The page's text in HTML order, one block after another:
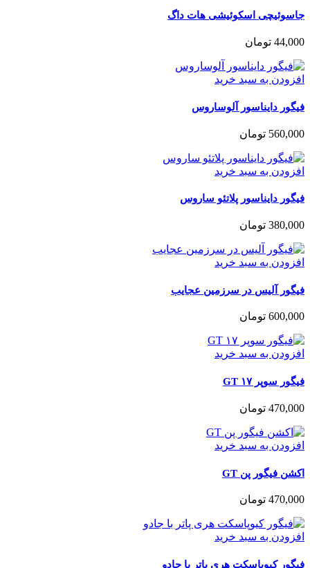
جاسوئیچی اسکوئیشی هات داگ
44,000 تومان
افزودن به سبد خرید
فیگور دایناسور آلوساروس
560,000 تومان
افزودن به سبد خرید
فیگور دایناسور پلاتئو ساروس
380,000 تومان
افزودن به سبد خرید
فیگور آلیس در سرزمین عجایب
600,000 تومان
افزودن به سبد خرید
فیگور سوپر ۱۷ GT
470,000 تومان
افزودن به سبد خرید
اکشن فیگور پن GT
470,000 تومان
افزودن به سبد خرید
فیگور کیوپاسکت هری پاتر با جادو